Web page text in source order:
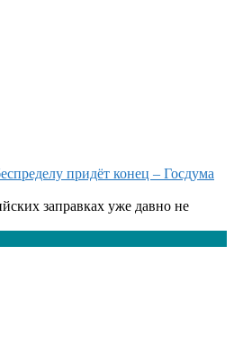
придёт конец – Госдума
заправках уже давно не